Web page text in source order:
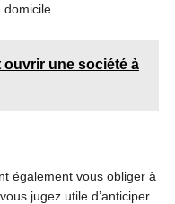
ouvrir une société à
également vous obliger à
jugez utile d’anticiper